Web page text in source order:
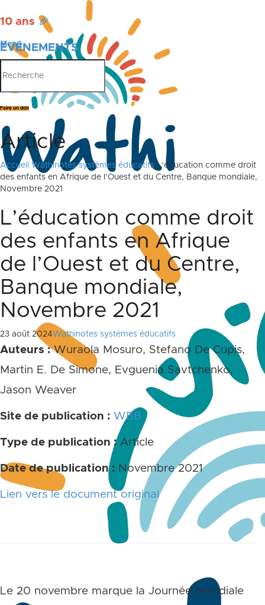
10 ans 🎉
ÉVÉNEMENTS
PUBLICATIONS
Menu
Faire un don
Article
Accueil Wathinotes systèmes éducatifs L’éducation comme droit
des enfants en Afrique de l’Ouest et du Centre, Banque mondiale,
Novembre 2021
L’éducation comme droit
des enfants en Afrique
de l’Ouest et du Centre,
Banque mondiale,
Novembre 2021
23 août 2024Wathinotes systèmes éducatifs
Auteurs :Wuraola Mosuro, Stefano De Cupis,
Martin E. De Simone, Evguenia Savtchenko,
Jason Weaver
Site de publication : WBB
Type de publication : Article
Date de publication : Novembre 2021
Lien vers le document original
Le 20 novembre marque la Journée mondiale